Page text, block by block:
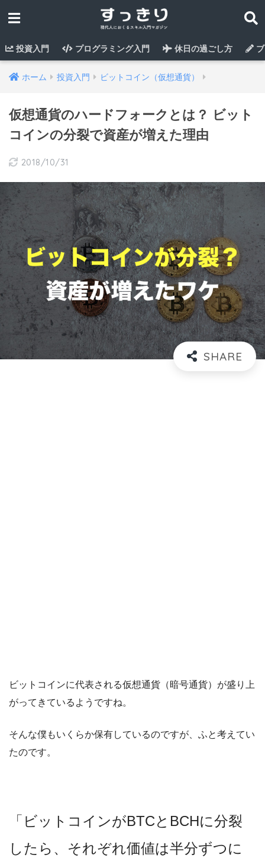
投資入門 プログラミング入門 休日の過ごし方
ホーム 投資入門 ビットコイン（仮想通貨）
仮想通貨のハードフォークとは？ ビット
コインの分裂で資産が増えた理由
2018/10/31
ビットコインに代表される仮想通貨（暗号通貨）が盛り上
がってきているようですね。
そんな僕もいくらか保有しているのですが、ふと考えてい
たのです。
「ビットコインがBTCとBCHに分裂
したら、それぞれ価値は半分ずつに